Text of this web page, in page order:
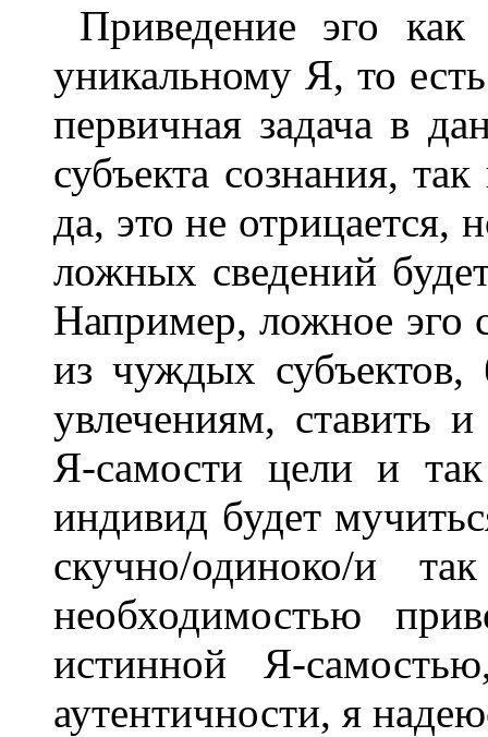
Приведение эго
уникальному Я, то
первичная задача в
субъекта сознания,
да, это не отрицается,
ложных сведений
Например, ложное эго
из чуждых
увлечениям, ставить
Я-самости цели и
индивид будет
скучно/одиноко/и
необходимостью
истинной Я-
аутентичности, я